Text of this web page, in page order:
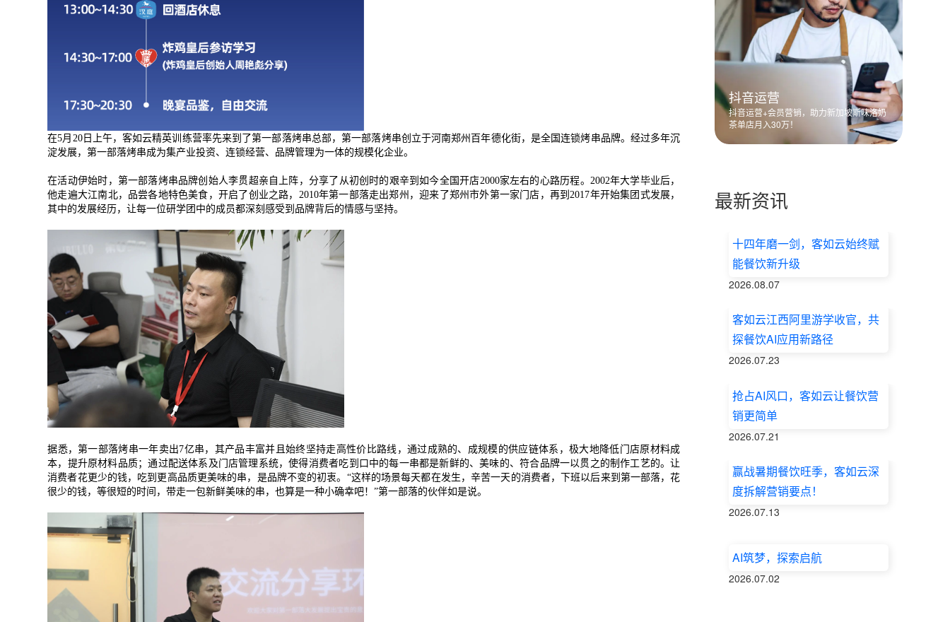
在5月 20日上午，客如云精英训练营率先来到了第一部落烤串总部，第一部落烤串创立于河南郑州百年德化街，是全国连锁烤串品牌。经过多年沉
淀发展，第一部落烤串成为集产业投资、连锁经营、品牌管理为一体的规模化企业。
在活动伊始时，第一部落烤串品牌创始人李贯超亲自上阵，分享了从初创时的艰辛到如今全国开店2000家左右的心路历程。 2002年大学毕业后，
他走遍大江南北，品尝各地特色美食，开启了创业之路， 2010年第一部落走出郑州，迎来了郑州市外第一家门店，再到2017年开始集团式发展，
其中的发展经历，让每一位研学团中的成员都深刻感受到品牌背后的情感与坚持。
据悉，第一部落烤串一年卖出7亿串，其产品丰富并且始终坚持走高性价比路线，通过成熟的、成规模的供应链体系，极大地降低门店原材料成
本，提升原材料品质；通过配送体系及门店管理系统，使得消费者吃到口中的每一串都是新鲜的、美味的、符合品牌一以贯之的制作工艺的。让
消费者花更少的钱，吃到更高品质更美味的串，是品牌不变的初衷。 “这样的场景每天都在发生，辛苦一天的消费者，下班以后来到第一部落，花
很少的钱，等很短的时间，带走一包新鲜美味的串，也算是一种小确幸吧！”第一部落的伙伴如是说。
抖音运营
抖音运营+会员营销，助力新加坡斯味洛奶
茶单店月入30万！
最新资讯
十四年磨一剑，客如云始终赋
能餐饮新升级
2026.08.07
客如云江西阿里游学收官，共
探餐饮AI应用新路径
2026.07.23
抢占AI风口，客如云让餐饮营
销更简单
2026.07.21
赢战暑期餐饮旺季，客如云深
度拆解营销要点！
2026.07.13
AI筑梦，探索启航
2026.07.02
+86
*所属业态